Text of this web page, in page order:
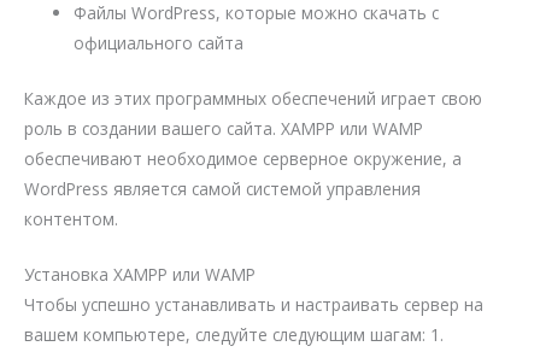
Файлы WordPress, которые можно скачать с
официального сайта
Каждое из этих программных обеспечений играет свою
роль в создании вашего сайта. XAMPP или WAMP
обеспечивают необходимое серверное окружение, а
WordPress является самой системой управления
контентом.
Установка XAMPP или WAMP
Чтобы успешно устанавливать и настраивать сервер на
вашем компьютере, следуйте следующим шагам: 1.